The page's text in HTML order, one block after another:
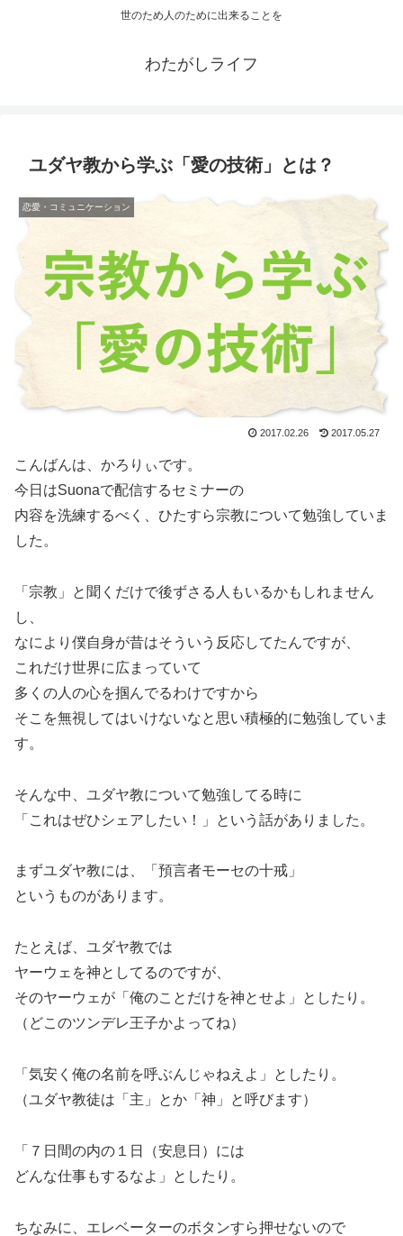
世のため人のために出来ることを
わたがしライフ
ユダヤ教から学ぶ「愛の技術」とは？
恋愛・コミュニケーション
2017.02.26 2017.05.27
こんばんは、かろりぃです。
今日はSuonaで配信するセミナーの
内容を洗練するべく、ひたすら宗教について勉強していま
した。
「宗教」と聞くだけで後ずさる人もいるかもしれません
し、
なにより僕自身が昔はそういう反応してたんですが、
これだけ世界に広まっていて
多くの人の心を掴んでるわけですから
そこを無視してはいけないなと思い積極的に勉強していま
す。
そんな中、ユダヤ教について勉強してる時に
「これはぜひシェアしたい！」という話がありました。
まずユダヤ教には、「預言者モーセの十戒」
というものがあります。
たとえば、ユダヤ教では
ヤーウェを神としてるのですが、
そのヤーウェが「俺のことだけを神とせよ」としたり。
（どこのツンデレ王子かよってね）
「気安く俺の名前を呼ぶんじゃねえよ」としたり。
（ユダヤ教徒は「主」とか「神」と呼びます）
「７日間の内の１日（安息日）には
どんな仕事もするなよ」としたり。
ちなみに、エレベーターのボタンすら押せないので